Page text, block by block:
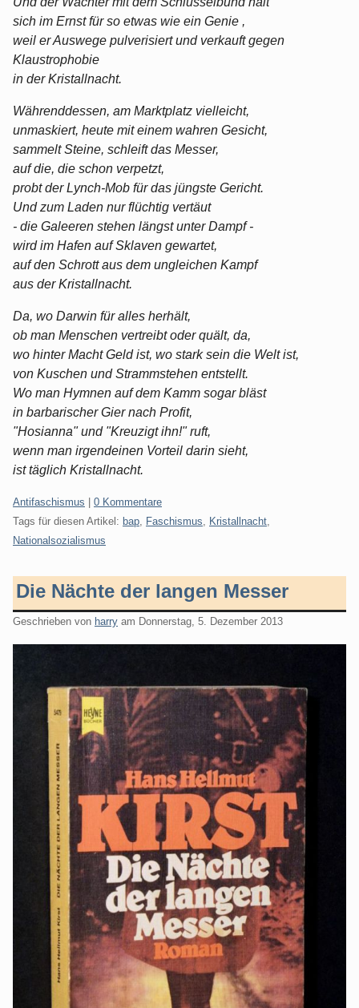
sich im Ernst für so etwas wie ein Genie ,
weil er Auswege pulverisiert und verkauft gegen
Klaustrophobie
in der Kristallnacht.
Währenddessen, am Marktplatz vielleicht,
unmaskiert, heute mit einem wahren Gesicht,
sammelt Steine, schleift das Messer,
auf die, die schon verpetzt,
probt der Lynch-Mob für das jüngste Gericht.
Und zum Laden nur flüchtig vertäut
- die Galeeren stehen längst unter Dampf -
wird im Hafen auf Sklaven gewartet,
auf den Schrott aus dem ungleichen Kampf
aus der Kristallnacht.
Da, wo Darwin für alles herhält,
ob man Menschen vertreibt oder quält, da,
wo hinter Macht Geld ist, wo stark sein die Welt ist,
von Kuschen und Strammstehen entstellt.
Wo man Hymnen auf dem Kamm sogar bläst
in barbarischer Gier nach Profit,
"Hosianna" und "Kreuzigt ihn!" ruft,
wenn man irgendeinen Vorteil darin sieht,
ist täglich Kristallnacht.
Kategorien:
Antifaschismus
0 Kommentare
Tags für diesen Artikel: bap, Faschismus, Kristallnacht,
Nationalsozialismus
Die Nächte der langen Messer
Geschrieben von harry am Donnerstag, 5. Dezember 2013